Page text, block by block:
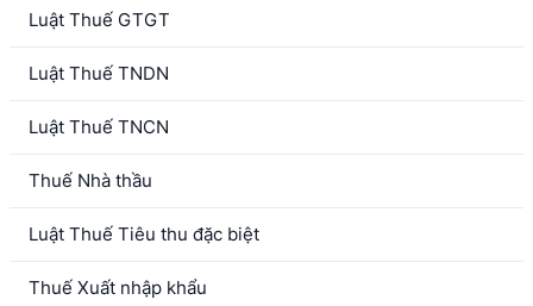
Luật Thuế GTGT
Luật Thuế TNDN
Luật Thuế TNCN
Thuế Nhà thầu
Luật Thuế Tiêu thu đặc biệt
Thuế Xuất nhập khẩu